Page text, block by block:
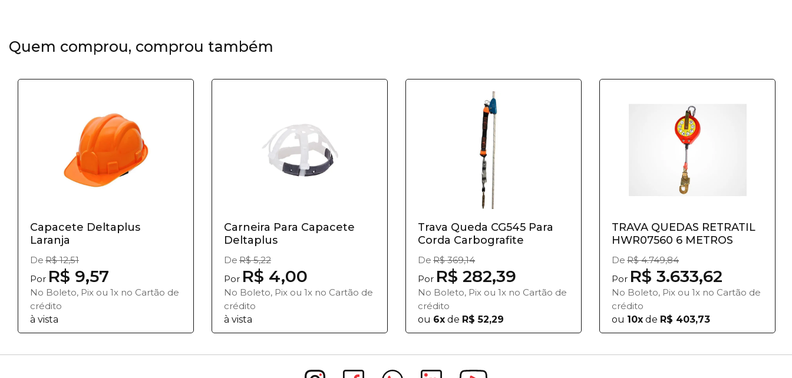
Quem comprou, comprou também
Capacete Deltaplus
Laranja
De R$ 12,51
Por R$ 9,57
No Boleto, Pix ou 1x no Cartão de
crédito
à vista
Carneira Para Capacete
Deltaplus
De R$ 5,22
Por R$ 4,00
No Boleto, Pix ou 1x no Cartão de
crédito
à vista
Trava Queda CG545 Para
Corda Carbografite
De R$ 369,14
Por R$ 282,39
No Boleto, Pix ou 1x no Cartão de
crédito
ou 6x de R$ 52,29
TRAVA QUEDAS RETRATIL
HWR07560 6 METROS
De R$ 4.749,84
Por R$ 3.633,62
No Boleto, Pix ou 1x no Cartão de
crédito
ou 10x de R$ 403,73